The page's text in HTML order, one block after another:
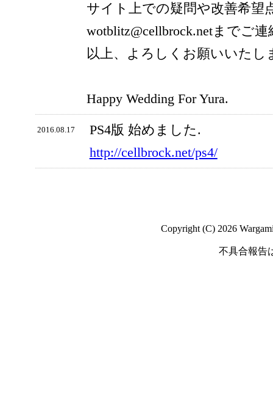
サイト上での疑問や改善希望
wotblitz@cellbrock.netまでご
以上、よろしくお願いいたし
Happy Wedding For Yura.
2016.08.17
PS4版 始めました.
http://cellbrock.net/ps4/
Copyright (C) 2026
不具合報告